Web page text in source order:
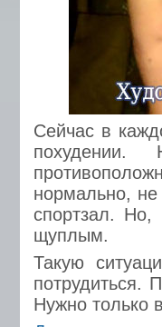
Сейчас в
нормально, не
спортзал. Но,
щуплым.
Такую
потрудиться.
Нужно только